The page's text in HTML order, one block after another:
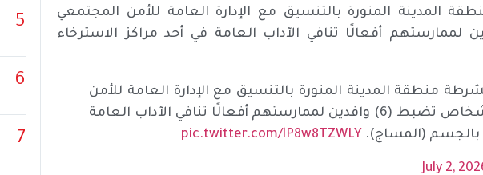
المدينة المنورة بالتنسيق مع الإدارة العامة للأمن المجتمعي
الاتجار بالأشخاص 6 وافدين لممارستهم أفعالًا تنافي الآداب العامة في أحد مراكز الاسترخاء
منطقة المدينة المنورة بالتنسيق مع الإدارة العامة للأمن
المجتمعي ومكافحة الاتجار بالأشخاص تضبط (6) وافدين لممارستهم أفعالًا تنافي الآداب العامة
بالجسم (المساج). pic.twitter.com/lP8w8TZWLY
July 2,
5
6
7